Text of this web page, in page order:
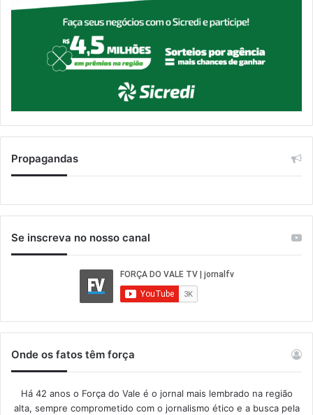
Propagandas
Se inscreva no nosso canal
Onde os fatos têm força
Há 42 anos o Força do Vale é o jornal mais lembrado na região
alta, sempre comprometido com o jornalismo ético e a busca pela